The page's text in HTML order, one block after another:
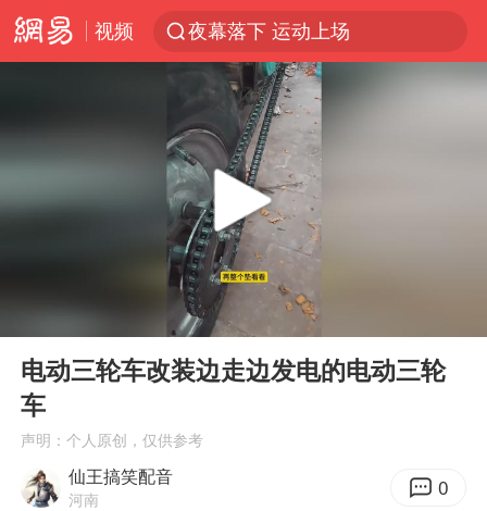
视频
夜幕落下 运动上场
汪峰阻止14岁女儿买大牌
立秋的仪式感
改名后的“青海拉面”店
台军“汉光秀”开场闹剧多
公司“上四休三”但要降薪1000元
四川宜宾市高县发生4.9级地震
女子开一天一夜空调后二氧化碳中毒
Play
00:00
电动三轮车改装边走边发电的电动三轮
车
声明：个人原创，仅供参考
仙王搞笑配音
河南 0